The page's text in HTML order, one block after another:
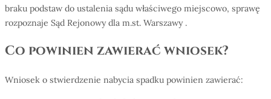
braku podstaw do ustalenia sądu właściwego miejscowo, sprawę
rozpoznaje Sąd Rejonowy dla m.st. Warszawy .
Co powinien zawierać wniosek?
Wniosek o stwierdzenie nabycia spadku powinien zawierać: